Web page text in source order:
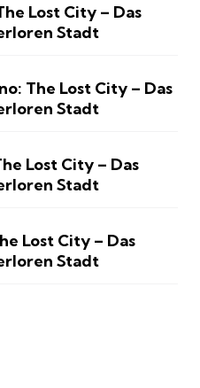
Lost City – Das
Stadt
The Lost City – Das
Stadt
Lost City – Das
Stadt
Lost City – Das
Stadt